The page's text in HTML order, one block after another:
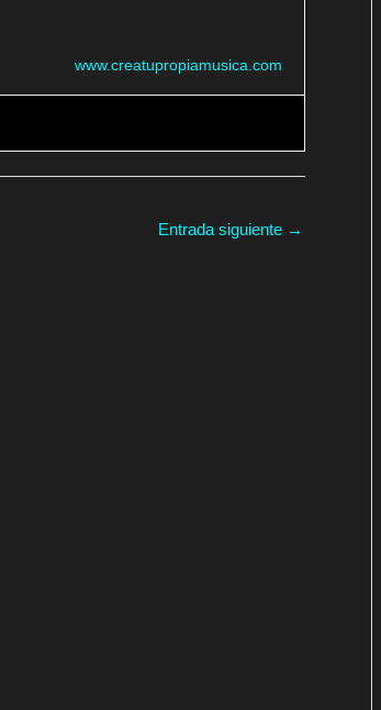
www.creatupropiamusica.com
Entrada siguiente →